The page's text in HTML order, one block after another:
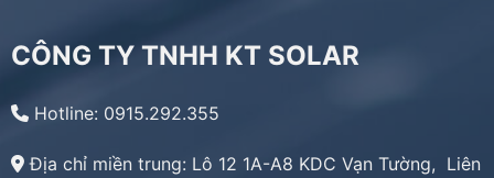
CÔNG TY TNHH KT SOLAR
Hotline: 0915.292.355
Địa chỉ miền trung: Lô 12 1A-A8 KDC Vạn Tường, Liên